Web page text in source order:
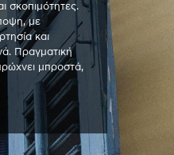
σκοπιμότητες.
με
και
Πραγματική
μπροστά,